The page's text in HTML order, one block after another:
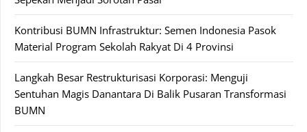
Kontribusi BUMN Infrastruktur: Semen Indonesia Pasok
Material Program Sekolah Rakyat Di 4 Provinsi
Langkah Besar Restrukturisasi Korporasi: Menguji
Sentuhan Magis Danantara Di Balik Pusaran Transformasi
BUMN